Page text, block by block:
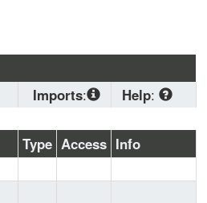
Imports:
Help:
Download
standard
Type Access Info